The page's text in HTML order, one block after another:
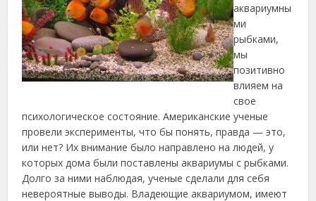
аквариумны
ми
рыбками,
мы
позитивно
влияем на
свое
психологическое состояние. Американские ученые
провели эксперименты, что бы понять, правда — это,
или нет? Их внимание было направлено на людей, у
которых дома были поставлены аквариумы с рыбками.
Долго за ними наблюдая, ученые сделали для себя
невероятные выводы. Владеющие аквариумом, имеют